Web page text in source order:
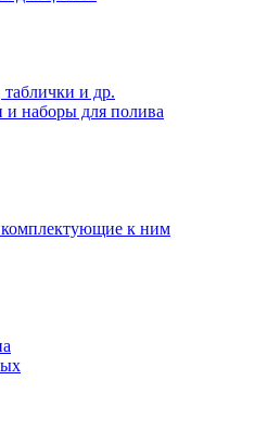
и др.
и наборы для полива
к ним